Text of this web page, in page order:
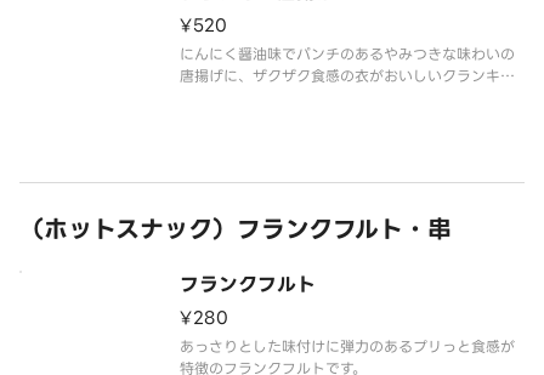
¥520
にんにく醤油味でパンチのあるやみつきな味わいの
唐揚げに、ザクザク食感の衣がおいしいクランキー
（ホットスナック）フランクフルト・串
フランクフルト
¥280
あっさりとした味付けに弾力のあるプリっと食感が
特徴のフランクフルトです。